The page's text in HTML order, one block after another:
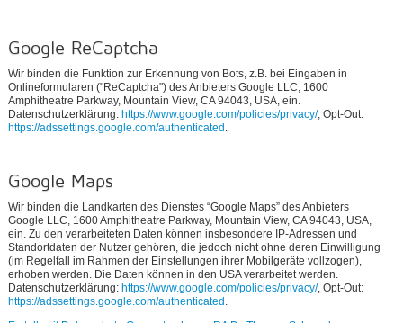
Google ReCaptcha
Wir binden die Funktion zur Erkennung von Bots, z.B. bei Eingaben in
Onlineformularen ("ReCaptcha") des Anbieters Google LLC, 1600
Amphitheatre Parkway, Mountain View, CA 94043, USA, ein.
Datenschutzerklärung: https://www.google.com/policies/privacy/, Opt-Out:
https://adssettings.google.com/authenticated
Google Maps
Wir binden die Landkarten des Dienstes “Google Maps” des Anbieters
Google LLC, 1600 Amphitheatre Parkway, Mountain View, CA 94043, USA,
ein. Zu den verarbeiteten Daten können insbesondere IP-Adressen und
Standortdaten der Nutzer gehören, die jedoch nicht ohne deren Einwilligung
(im Regelfall im Rahmen der Einstellungen ihrer Mobilgeräte vollzogen),
erhoben werden. Die Daten können in den USA verarbeitet werden.
Datenschutzerklärung: https://www.google.com/policies/privacy/, Opt-Out:
https://adssettings.google.com/authenticated